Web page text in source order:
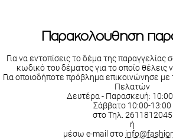
Παρακολούθηση
Για να εντοπίσεις το δέμα της
κωδικό του δέματος για το οποίο θέλεις
Για οποιοδήποτε πρόβλημα επικοινώνησε
Πελατών
Δευτέρα - Παρασκευή:
Σάββατο 10:00-13:00
στο Τηλ. 2611812045
ή
μέσω e-mail στο